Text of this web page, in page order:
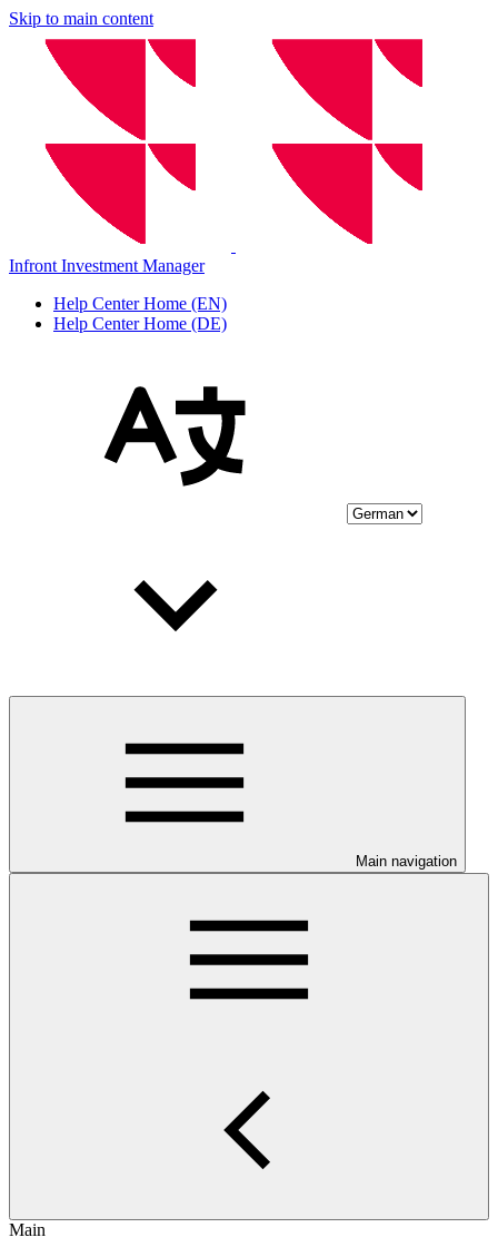
Skip to main content
Infront Investment Manager
Help Center Home (EN)
Help Center Home (DE)
Main navigation
Main